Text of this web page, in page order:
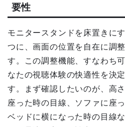
要性
モニタースタンドを床置きに
つに、画面の位置を自在に調
す。この調整機能、すなわち
なたの視聴体験の快適性を決
す。まず確認したいのが、高
座った時の目線、ソファに座
ベッドに横になった時の目線